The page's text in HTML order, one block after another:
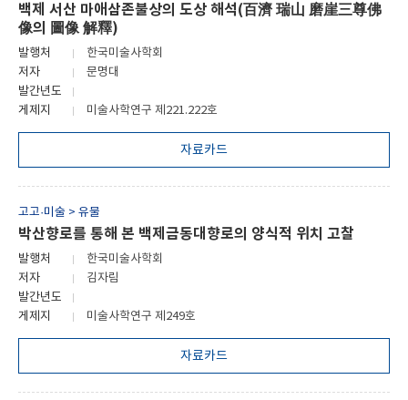
백제 서산 마애삼존불상의 도상 해석(百濟 瑞山 磨崖三尊佛
像의 圖像 解釋)
발행처
한국미술사학회
저자
문명대
발간년도
게제지
미술사학연구 제221.222호
자료카드
고고·미술 > 유물
박산향로를 통해 본 백제금동대향로의 양식적 위치 고찰
발행처
한국미술사학회
저자
김자림
발간년도
게제지
미술사학연구 제249호
자료카드